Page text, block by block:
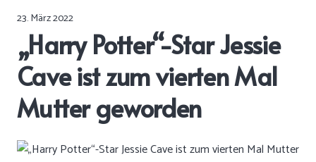
23. März 2022
„Harry Potter“-Star Jessie
Cave ist zum vierten Mal
Mutter geworden